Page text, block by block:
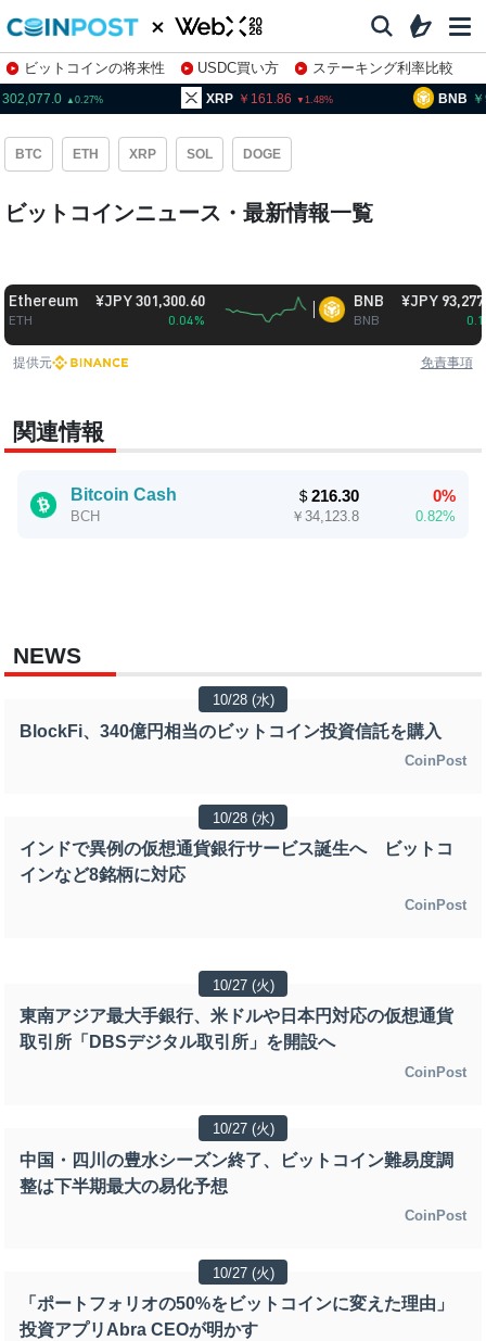
ビットコインの将来性 USDC買い方
ステーキング利率比較
株特集・関連銘柄
0.27 XRP 161.86 1.48 BNB
BTC ETH XRP SOL DOGE
ビットコインニュース・最新情報一覧
¥JPY 301,300.60 BNB
BNB
¥JPY 93,277.21
提供元 免責事項
関連情報
Bitcoin Cash
BCH
＄216.30
￥ 34,123.8
0%
0.82%
NEWS
10/28 (水)
BlockFi、340億円相当のビットコイン投資信託を購入
CoinPost
10/28 (水)
インドで異例の仮想通貨銀行サービス誕生へ ビットコ
インなど8銘柄に対応
CoinPost
10/27 (火)
東南アジア最大手銀行、米ドルや日本円対応の仮想通貨
取引所「DBSデジタル取引所」を開設へ
CoinPost
10/27 (火)
中国・四川の豊水シーズン終了、ビットコイン難易度調
整は下半期最大の易化予想
CoinPost
10/27 (火)
「ポートフォリオの50%をビットコインに変えた理由」
投資アプリAbra CEOが明かす